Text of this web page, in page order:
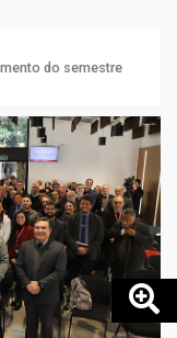
do semestre